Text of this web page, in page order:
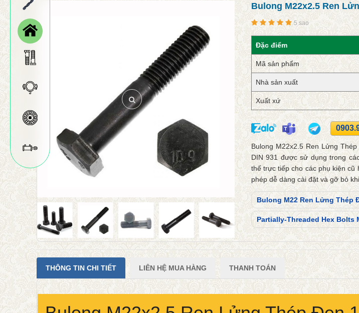
Bulong M22x2.5 Ren
5 sao
Đặc điểm
Mã sản phẩm
Nhà sản xuất
Xuất xứ
Bulong M22x2.5 Ren Lửng
DIN 931 được sử dụng trong
thế trực tiếp cho các phụ kiện cũ
phép dễ dàng cài đặt và gỡ bỏ
Bulong M22 Ren Lửng Thép
Partially-Threaded Hex Bolts
THÔNG TIN CHI TIẾT LIÊN HỆ MUA HÀNG THANH TOÁN